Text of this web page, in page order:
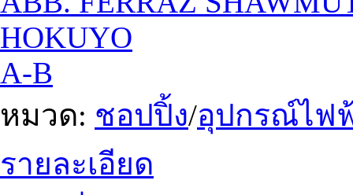
HOKUYO
A-B
หมวด: ชอปปิ้ง/อุปกรณ์ไฟ
รายละเอียด